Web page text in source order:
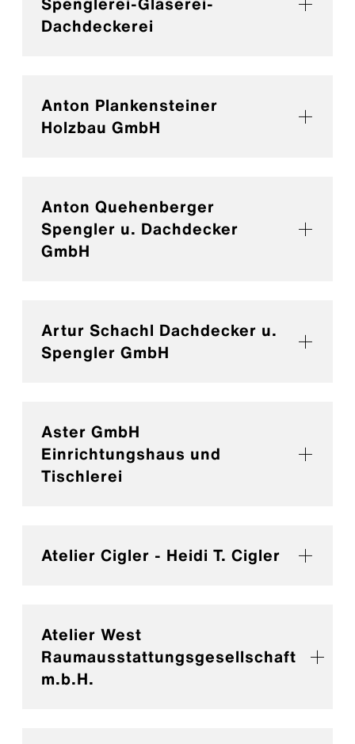
Dachdeckerei
Anton Plankensteiner
Holzbau GmbH
Anton Quehenberger
Spengler u. Dachdecker
GmbH
Artur Schachl Dachdecker u.
Spengler GmbH
Aster GmbH
Einrichtungshaus und
Tischlerei
Atelier Cigler - Heidi T. Cigler
Atelier West
Raumausstattungsgesellschaft
m.b.H.